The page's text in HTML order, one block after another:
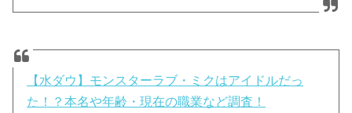
【水ダウ】モンスターラブ・ミクはアイドルだっ
た！？本名や年齢・現在の職業など調査！